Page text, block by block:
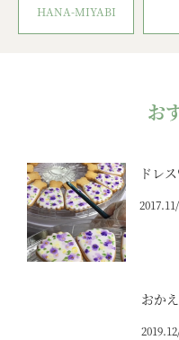
HANA-MIYABI
お
ドレ
おか